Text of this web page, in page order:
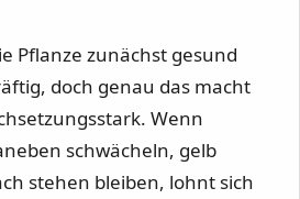
Pflanze zunächst gesund
doch genau das macht
Wenn
schwächeln, gelb
stehen bleiben, lohnt sich